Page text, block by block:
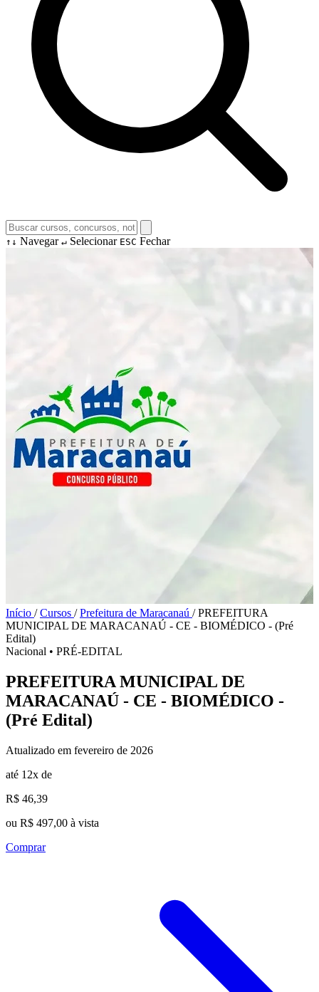
↑↓ Navegar ↵ Selecionar ESC Fechar
Início / Cursos / Prefeitura de Maracanaú / PREFEITURA
MUNICIPAL DE MARACANAÚ - CE - BIOMÉDICO - (Pré
Edital)
Nacional • PRÉ-EDITAL
PREFEITURA MUNICIPAL DE
MARACANAÚ - CE - BIOMÉDICO -
(Pré Edital)
Atualizado em fevereiro de 2026
até 12x de
R$ 46,39
ou R$ 497,00 à vista
Comprar